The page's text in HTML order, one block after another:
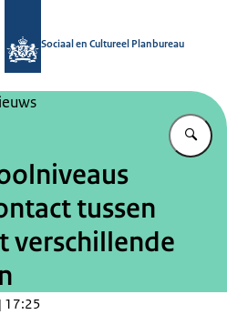
Sociaal en Cultureel Planbureau
tussen
verschillende
17:25